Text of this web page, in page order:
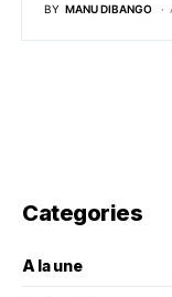
BY MANU DIBANGO
Categories
A la une